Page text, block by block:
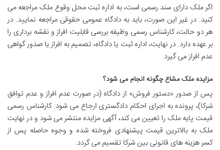
اگر ملک دارای سند رسمی است، به اداره ثبت محل وقوع ملک مراجعه می
کنید. در غیر این صورت، باید به دادگاه عمومی حقوقی مراجعه نمایید. در
هر دو حالت، کارشناس رسمی وظیفه بررسی قابلیت افراز و نقشه برداری را
بر عهده دارد. در نهایت، اداره ثبت یا دادگاه، تصمیم به افراز یا صدور گواهی
عدم افراز می گیرد.
مزایده ملک مشاع چگونه انجام می شود؟
پس از صدور «دستور فروش» از دادگاه (در صورت عدم افراز و عدم توافق
شرکا)، پرونده به اجرای احکام دادگستری ارجاع می شود. کارشناس رسمی
قیمت پایه ملک را تعیین می کند، آگهی مزایده منتشر می شود و در نهایت
ملک به بالاترین قیمت پیشنهادی فروخته شده و وجوه حاصله پس از
کسر هزینه های قانونی بین شرکا تقسیم می گردد.